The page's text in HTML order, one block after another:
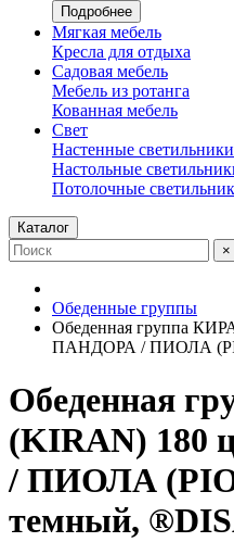
Подробнее
Мягкая мебель
Кресла для отдыха
Садовая мебель
Мебель из ротанга
Кованная мебель
Свет
Настенные светильники
Настольные
Потолочные
Каталог
×
Обеденные группы
Обеденная группа
ПАНДОРА / ПИОЛА
Обеденная
(KIRAN) 180
/ ПИОЛА
темный,